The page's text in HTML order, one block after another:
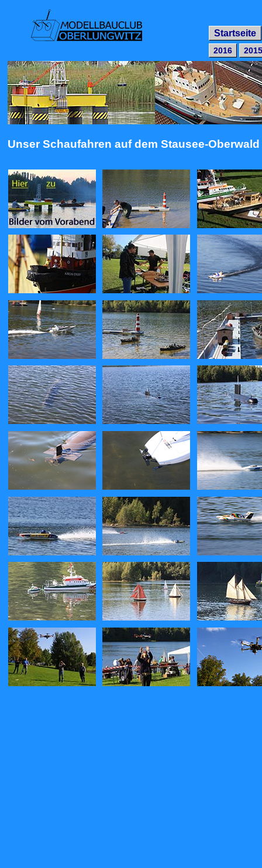
Startseite
2016 2015
Unser Schaufahren auf dem Stausee-Oberwald